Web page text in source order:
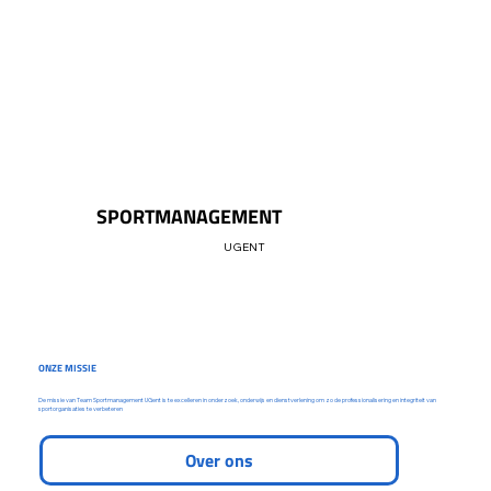
SPORTMANAGEMENT
UGENT
ONZE MISSIE
De missie van Team Sportmanagement UGent is te excelleren in onderzoek, onderwijs en dienstverlening om zo de professionalisering en integriteit van
sportorganisaties te verbeteren
Over ons